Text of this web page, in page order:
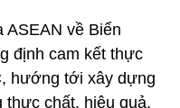
ASEAN về Biển
định cam kết thực
hướng tới xây dựng
chất, hiệu quả,